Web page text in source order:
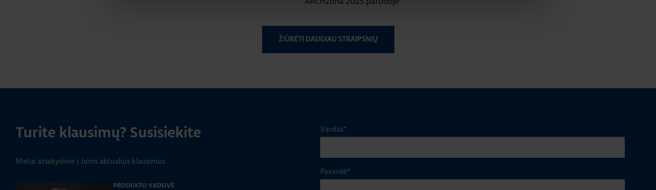
ŽIŪRĖTI DAUGIAU STRAIPSNIŲ
Turite klausimų? Susisiekite
Mielai atsakysime į Jums aktualius klausimus.
PRODUKTO VADOVĖ
Vardas*
Pavardė*